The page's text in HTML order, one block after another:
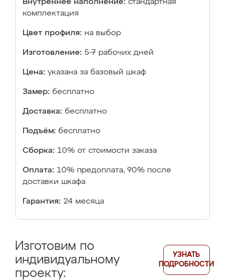
Внутреннее наполнение: стандартная
комплектация
Цвет профиля: на выбор
Изготовление: 5-7 рабочих дней
Цена: указана за базовый шкаф
Замер: бесплатно
Доставка: бесплатно
Подъём: бесплатно
Сборка: 10% от стоимости заказа
Оплата: 10% предоплата, 90% после
доставки шкафа
Гарантия: 24 месяца
Изготовим по
индивидуальному
проекту:
УЗНАТЬ
ПОДРОБНОСТИ